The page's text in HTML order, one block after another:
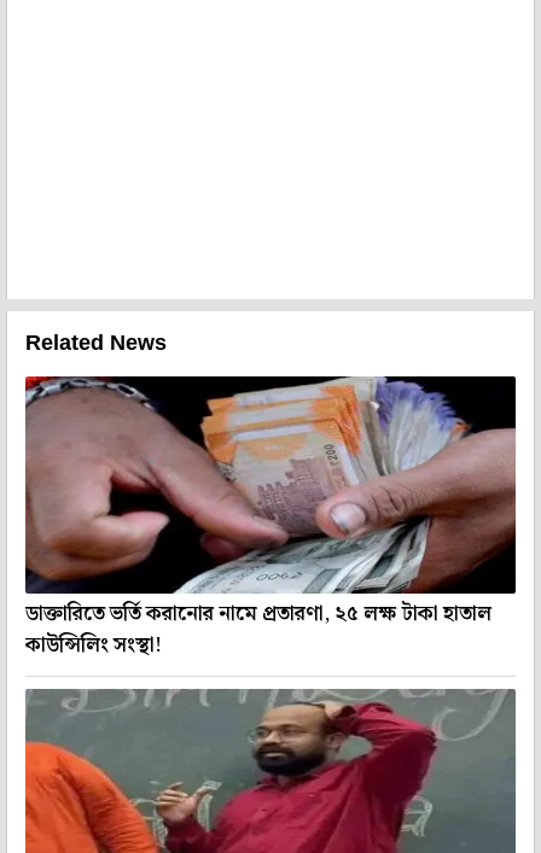
Related News
ডাক্তারিতে ভর্তি করানোর নামে প্রতারণা, ২৫ লক্ষ টাকা হাতাল
কাউন্সিলিং সংস্থা!